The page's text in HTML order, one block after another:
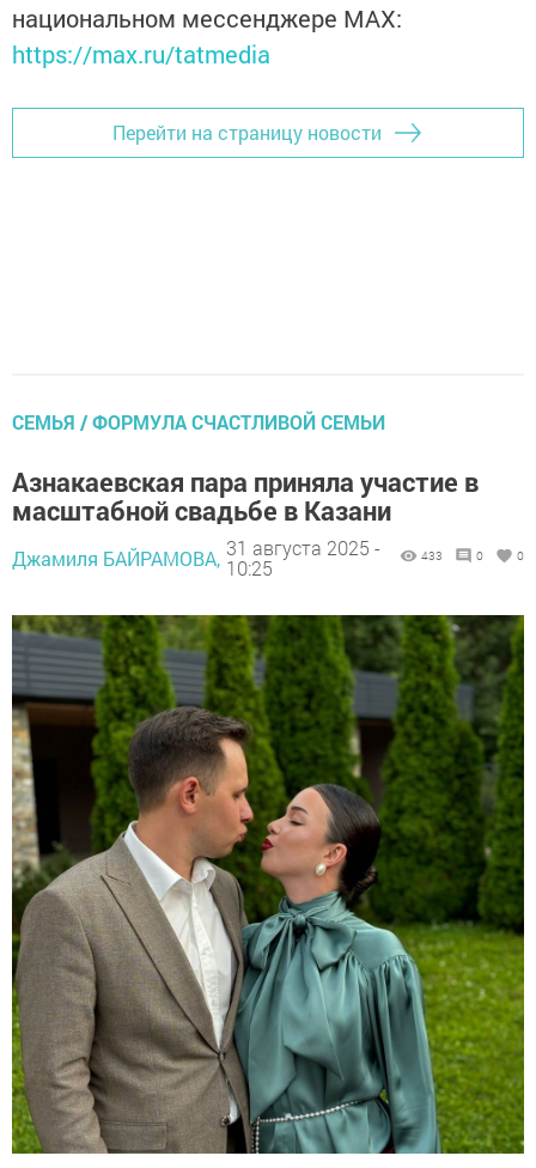
национальном мессенджере MАХ:
https://max.ru/tatmedia
Перейти на страницу новости
СЕМЬЯ / ФОРМУЛА СЧАСТЛИВОЙ СЕМЬИ
Азнакаевская пара приняла участие в
масштабной свадьбе в Казани
Джамиля БАЙРАМОВА, 31 августа 2025 -
10:25
433 0 0